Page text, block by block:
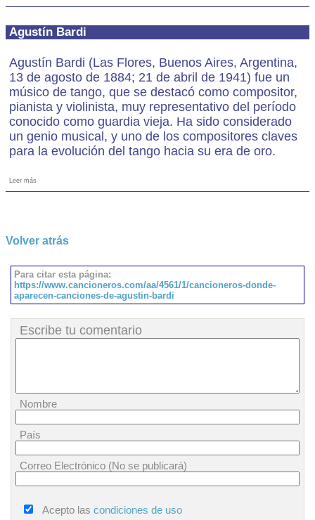
Agustín Bardi
Agustín Bardi (Las Flores, Buenos Aires, Argentina,
13 de agosto de 1884; 21 de abril de 1941) fue un
músico de tango, que se destacó como compositor,
pianista y violinista, muy representativo del período
conocido como guardia vieja. Ha sido considerado
un genio musical, y uno de los compositores claves
para la evolución del tango hacia su era de oro.
Leer más
Volver atrás
Para citar esta página:
https://www.cancioneros.com/aa/4561/1/cancioneros-donde-
aparecen-canciones-de-agustin-bardi
Escribe tu comentario
Nombre
País
Correo Electrónico (No se publicará)
Acepto las condiciones de uso